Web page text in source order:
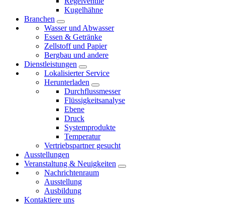
Kugelhähne
Branchen
Wasser und Abwasser
Essen & Getränke
Zellstoff und Papier
Bergbau und andere
Dienstleistungen
Lokalisierter Service
Herunterladen
Durchflussmesser
Flüssigkeitsanalyse
Ebene
Druck
Systemprodukte
Temperatur
Vertriebspartner gesucht
Ausstellungen
Veranstaltung & Neuigkeiten
Nachrichtenraum
Ausstellung
Ausbildung
Kontaktiere uns